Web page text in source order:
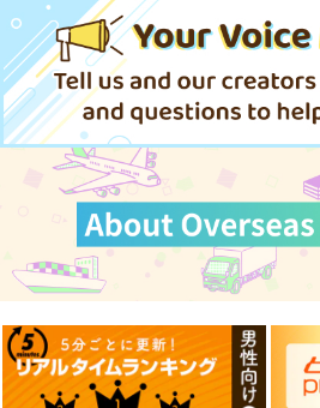
巌窟王 モンテ・クリスト
藤丸立香サンプル
カート カート
アクリルスタンド「緋
雪」
夜月グループ
2,829円 （税込）
サンプル
作品詳細
Pekorism TB
WIREFRAME
1,000円（税込）
兎田ぺこら
サンプル
sakiyama幕府
セール中
440円（税込）
Fate/Grand Order
モードレッド
アルトリア・ペンドラゴン〔ランサーオルタ〕
アルトリア・ペンドラゴン〔ライダーオルタ〕
サンプル
カート